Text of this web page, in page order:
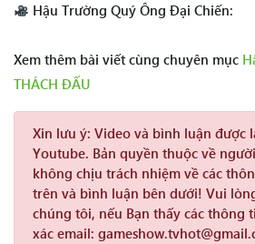
Hậu Trường Quý Ông Đại Chiến:
Xem thêm bài viết cùng chuyên mục
THÁCH ĐẤU
Xin lưu ý: Video và bình luận được
Youtube. Bản quyền thuộc về
không chịu trách nhiệm về các
trên và bình luận bên dưới! Vui
chúng tôi, nếu Bạn thấy các thông
xác email: